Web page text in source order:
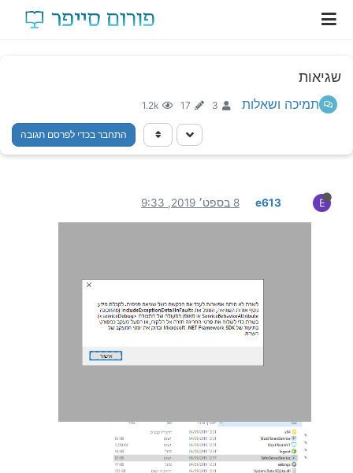
שגיאות
תמיכה ושאלות 3
17
1.2k
התחבר בכדי לפרסם תגובה
E
e613 8 בספט׳ 2019, 9:33